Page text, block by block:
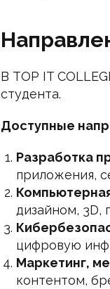
В TOP IT
студента.
Доступные
Разработка
приложения,
дизайном, 3D,
цифровую
Маркетинг,
контентом,